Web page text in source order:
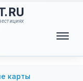
карты